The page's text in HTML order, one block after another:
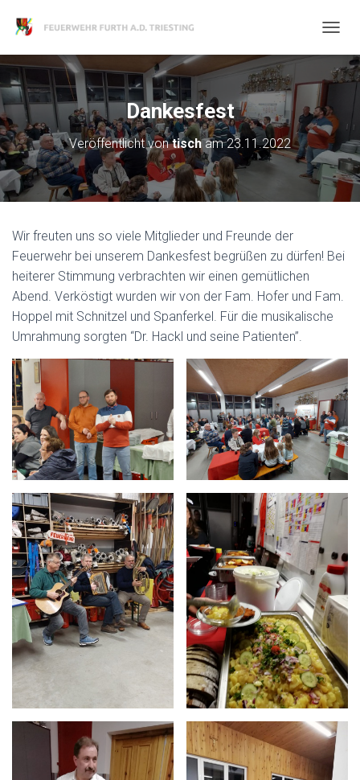
A
V
I
A
T
I
O
N
U
H
T
E
Dankesfest
Veröffentlicht vontischam23.11.2022
Wir freuten uns so viele Mitglieder und Freunde der
Feuerwehr bei unserem Dankesfest begrüßen zu dürfen! Bei
heiterer Stimmung verbrachten wir einen gemütlichen
Abend. Verköstigt wurden wir von der Fam. Hofer und Fam.
Hoppel mit Schnitzel und Spanferkel. Für die musikalische
Umrahmung sorgten “Dr. Hackl und seine Patienten”.